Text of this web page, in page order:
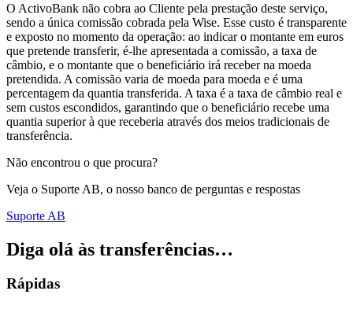
O ActivoBank não cobra ao Cliente pela prestação deste serviço,
sendo a única comissão cobrada pela Wise. Esse custo é transparente
e exposto no momento da operação: ao indicar o montante em euros
que pretende transferir, é-lhe apresentada a comissão, a taxa de
câmbio, e o montante que o beneficiário irá receber na moeda
pretendida. A comissão varia de moeda para moeda e é uma
percentagem da quantia transferida. A taxa é a taxa de câmbio real e
sem custos escondidos, garantindo que o beneficiário recebe uma
quantia superior à que receberia através dos meios tradicionais de
transferência.
Não encontrou o que procura?
Veja o Suporte AB, o nosso banco de perguntas e respostas
Suporte AB
Diga olá às transferências…
Rápidas